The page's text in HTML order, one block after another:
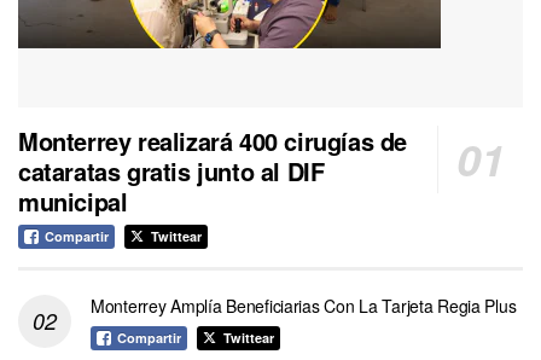
Monterrey realizará 400 cirugías de
cataratas gratis junto al DIF
municipal
Compartir Twittear
Monterrey Amplía Beneficiarias Con La Tarjeta Regia Plus
Compartir Twittear